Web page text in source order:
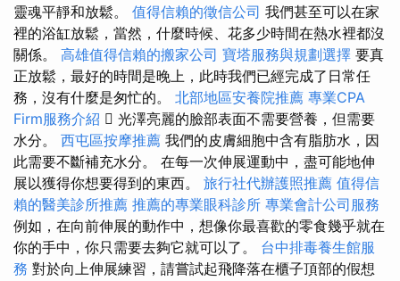
靈魂平靜和放鬆。 值得信賴的徵信公司 我們甚至可以在家
裡的浴缸放鬆，當然，什麼時候、花多少時間在熱水裡都沒
關係。 高雄值得信賴的搬家公司 寶塔服務與規劃選擇 要真
正放鬆，最好的時間是晚上，此時我們已經完成了日常任
務，沒有什麼是匆忙的。 北部地區安養院推薦 專業CPA
Firm服務介紹  光澤亮麗的臉部表面不需要營養，但需要
水分。 西屯區按摩推薦 我們的皮膚細胞中含有脂肪水，因
此需要不斷補充水分。 在每一次伸展運動中，盡可能地伸
展以獲得你想要得到的東西。 旅行社代辦護照推薦 值得信
賴的醫美診所推薦 推薦的專業眼科診所 專業會計公司服務
例如，在向前伸展的動作中，想像你最喜歡的零食幾乎就在
你的手中，你只需要去夠它就可以了。 台中排毒養生館服
務 對於向上伸展練習，請嘗試起飛降落在櫃子頂部的假想